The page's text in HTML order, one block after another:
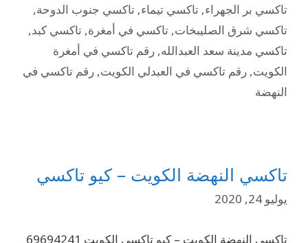
تاكسي بر الجهراء, تاكسي تيماء, تاكسي جنوب الدوحة,
تاكسي شرق الصليبخات, تاكسي في أمغرة, تاكسي كبد,
تاكسي مدينة سعد العبدالله, رقم تاكسي في أمغرة
الكويت, رقم تاكسي في العبدلي الكويت, رقم تاكسي في
النهضة
تاكسي النهضة الكويت – كيو تاكسي
يوليو 24, 2020
تاكسي النهضة الكويت – كيو تاكسي الكويت 69694241